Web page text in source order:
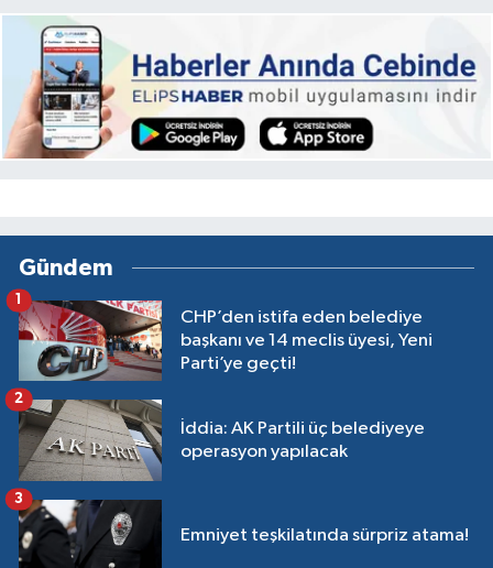
Gündem
CHP’den istifa eden belediye
başkanı ve 14 meclis üyesi, Yeni
Parti’ye geçti!
İddia: AK Partili üç belediyeye
operasyon yapılacak
2
Emniyet teşkilatında sürpriz atama!
3